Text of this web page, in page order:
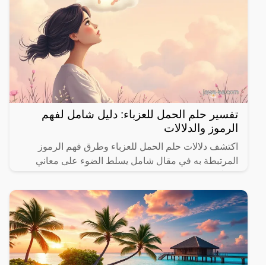
تفسير حلم الحمل للعزباء: دليل شامل لفهم
الرموز والدلالات
اكتشف دلالات حلم الحمل للعزباء وطرق فهم الرموز
المرتبطة به في مقال شامل يسلط الضوء على معاني